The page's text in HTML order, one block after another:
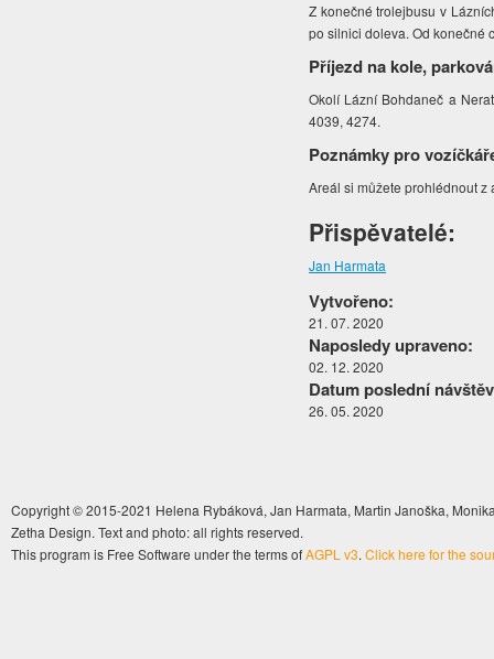
Z konečné trolejbusu v
po silnici doleva. Od konečné
Příjezd na kole,
Okolí Lázní Bohdaneč a
4039, 4274.
Poznámky pro
Areál si můžete prohlédnout
Přispěvatelé:
Jan Harmata
Vytvořeno:
21. 07. 2020
Naposledy upraveno:
02. 12. 2020
Datum poslední
26. 05. 2020
Copyright © 2015-2021 Helena Rybáková, Jan Harmata, Martin Janoška,
Zetha Design. Text and photo: all rights reserved.
This program is Free Software under the terms ofAGPL v3. Click here for the